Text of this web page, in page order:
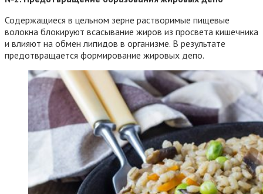
Содержащиеся в цельном зерне растворимые пищевые
волокна блокируют всасывание жиров из просвета кишечника
и влияют на обмен липидов в организме. В результате
предотвращается формирование жировых депо.